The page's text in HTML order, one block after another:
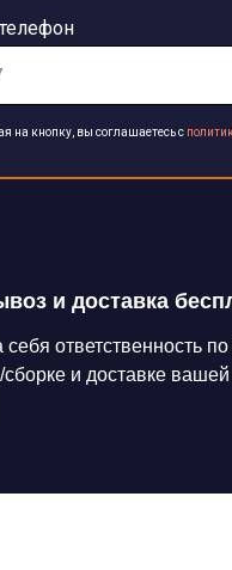
ответственность
сборке и доставке
и доставка
на кнопку, вы соглашаетесь с